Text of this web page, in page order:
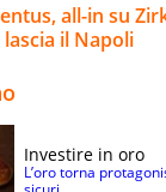
all-in su
il Napoli
Investire in oro
L’oro torna